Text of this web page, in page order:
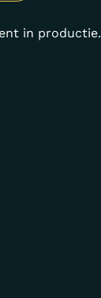
in productie.